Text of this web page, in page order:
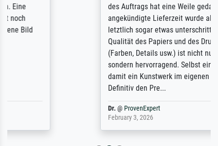
des Auftrags hat eine Weile gedauert, die
angekündigte Lieferzeit wurde aber
letztlich sogar etwas unterschritten. Die
Qualität des Papiers und des Drucks
(Farben, Details usw.) ist nicht nur gut,
sondern hervorragend. Selbst ein Druck ist
damit ein Kunstwerk im eigenen Sinne.